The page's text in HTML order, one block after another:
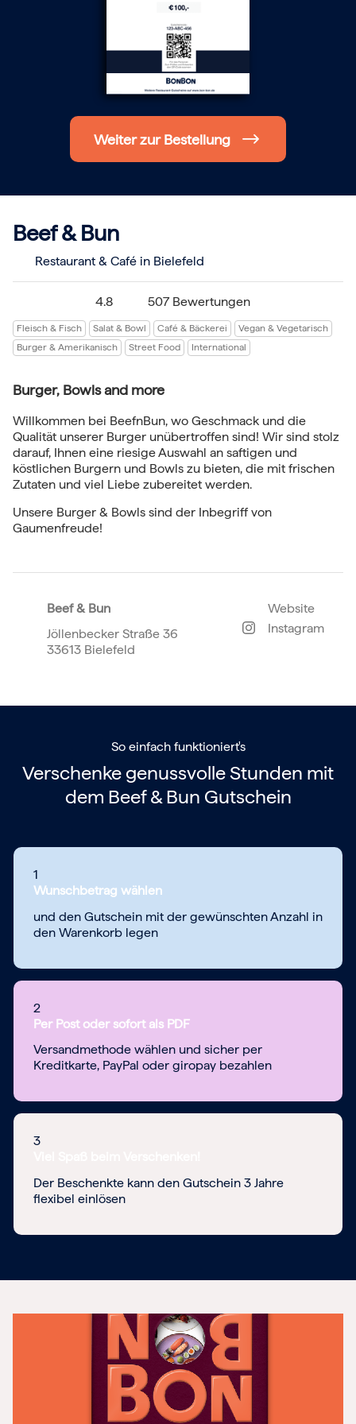
Frohe Weihnachten
Regionale Gutscheine
Berlin
Hamburg
München
Köln
Düsseldorf
Stuttgart
Essen
Das ideale Geschenk für alle Anlässe
Weiter zur Bestellung
Beef & Bun
Restaurant & Café in Bielefeld
4.8 507 Bewertungen
Fleisch & Fisch Salat & Bowl Café & Bäckerei
Vegan & Vegetarisch
Burger & Amerikanisch
Street Food International
Burger, Bowls and more
Willkommen bei BeefnBun, wo Geschmack und die
Qualität unserer Burger unübertroffen sind! Wir sind stolz
darauf, Ihnen eine riesige Auswahl an saftigen und
köstlichen Burgern und Bowls zu bieten, die mit frischen
Zutaten und viel Liebe zubereitet werden.
Unsere Burger & Bowls sind der Inbegriff von
Gaumenfreude!
Beef & Bun
Jöllenbecker Straße 36
33613 Bielefeld
Website
Instagram
So einfach funktioniert's
Verschenke genussvolle Stunden mit
dem Beef & Bun Gutschein
1
Wunschbetrag wählen
und den Gutschein mit der gewünschten Anzahl in
den Warenkorb legen
2
Per Post oder sofort als PDF
Versandmethode wählen und sicher per
Kreditkarte, PayPal oder giropay bezahlen
3
Der Beschenkte kann den Gutschein 3 Jahre
flexibel einlösen